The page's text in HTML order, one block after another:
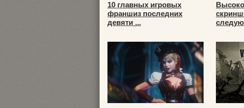
10 главных игровых
франшиз последних
девяти ...